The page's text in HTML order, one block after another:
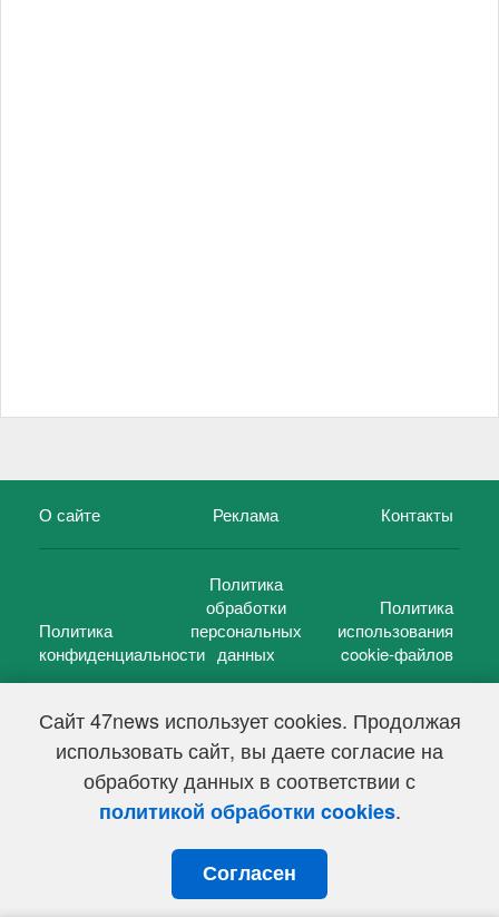
Сайт 47news использует cookies. Продолжая
использовать сайт, вы даете согласие на
обработку данных в соответствии с
политикой обработки cookies.
Согласен
О сайте Реклама Контакты
Политика
конфиденциальности
Политика
обработки
персональных
данных
Политика
использования
cookie-файлов
47 новостей (47 news)2005 — 2026 г.
Свидетельство о регистрации СМИ Эл № ФС 77-39848, выдано
Федеральной службой по надзору в сфере связи,
информационных технологий и массовых коммуникаций